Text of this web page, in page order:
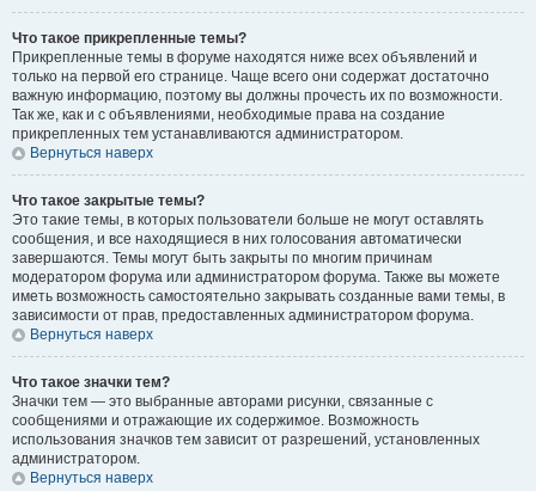
Что такое прикрепленные темы?
Прикрепленные темы в форуме находятся ниже всех объявлений и
только на первой его странице. Чаще всего они содержат достаточно
важную информацию, поэтому вы должны прочесть их по возможности.
Так же, как и с объявлениями, необходимые права на создание
прикрепленных тем устанавливаются администратором.
Вернуться наверх
Что такое закрытые темы?
Это такие темы, в которых пользователи больше не могут оставлять
сообщения, и все находящиеся в них голосования автоматически
завершаются. Темы могут быть закрыты по многим причинам
модератором форума или администратором форума. Также вы можете
иметь возможность самостоятельно закрывать созданные вами темы, в
зависимости от прав, предоставленных администратором форума.
Вернуться наверх
Что такое значки тем?
Значки тем — это выбранные авторами рисунки, связанные с
сообщениями и отражающие их содержимое. Возможность
использования значков тем зависит от разрешений, установленных
администратором.
Вернуться наверх